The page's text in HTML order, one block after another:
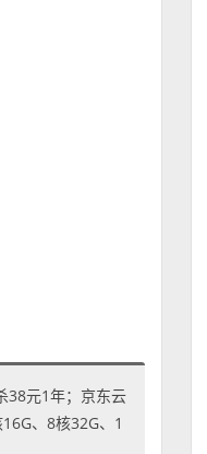
38元1年；京东云
、8核32G、1